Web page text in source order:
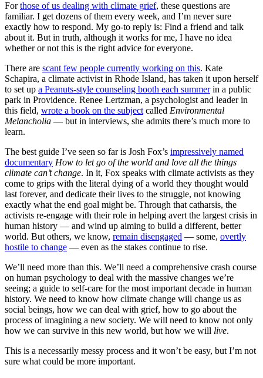
Forthose of us dealing with climate grief, these questions are
familiar. I get dozens of them every week, and I’m never sure
exactly how to respond. My go-to reply is: Find a friend and talk
about it. But in truth, although it works for me, I have no idea
whether or not this is the right advice for everyone.
There are scant few people currently working on this. Kate
Schapira, a climate activist in Rhode Island, has taken it upon herself
to set up a Peanuts-style counseling booth each summerin a public
park in Providence. Renee Lertzman, a psychologist and leader in
this field, wrote a book on the subject called Environmental
Melancholia — but in interviews, she admits there’s much more to
learn.
The best guide I’ve seen so far is Josh Fox’s impressively named
documentary How to let go of the world and love all the things
climate can’t change. In it, Fox speaks with climate activists as they
come to grips with the literal dying of a world they thought would
last forever, and dedicate their lives to the struggle, not knowing
exactly what the end goal might be. Through that catharsis, the
activists re-engage with their role in helping avert the largest crisis in
human history — and wind up aiming to build a different, better
world. But others, we know, remain disengaged — some, overtly
hostile to change — even as the stakes continue to rise.
We’ll need more than this. We’ll need a comprehensive crash course
on human psychology to deal with the massive changes we’re
seeing; a guide to self-care for the most important decade in human
history. We need to know how climate change will change us as
social beings, how we can deal with grief, how to go about the
process of imagining a new society. We will need to know not only
how we can survive in this new world, but how we will live.
This is a necessarily messy process and it won’t be easy, but I’m not
sure what could be more important.